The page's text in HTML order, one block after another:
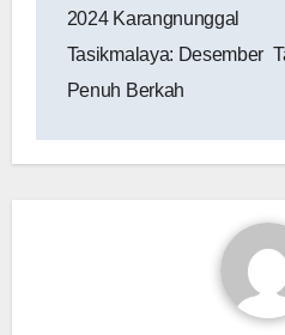
2024 Karangnunggal
Tasikmalaya: Desember
Penuh Berkah